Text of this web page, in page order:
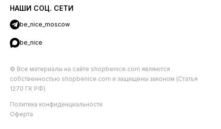
НАШИ СОЦ. СЕТИ
be_nice_moscow
be_nice
© Все материалы на сайте shopbenice.com являются
собственностью shopbenice.com и защищены законом (Статья
1270 ГК РФ)
Политика конфиденциальности
Оферта